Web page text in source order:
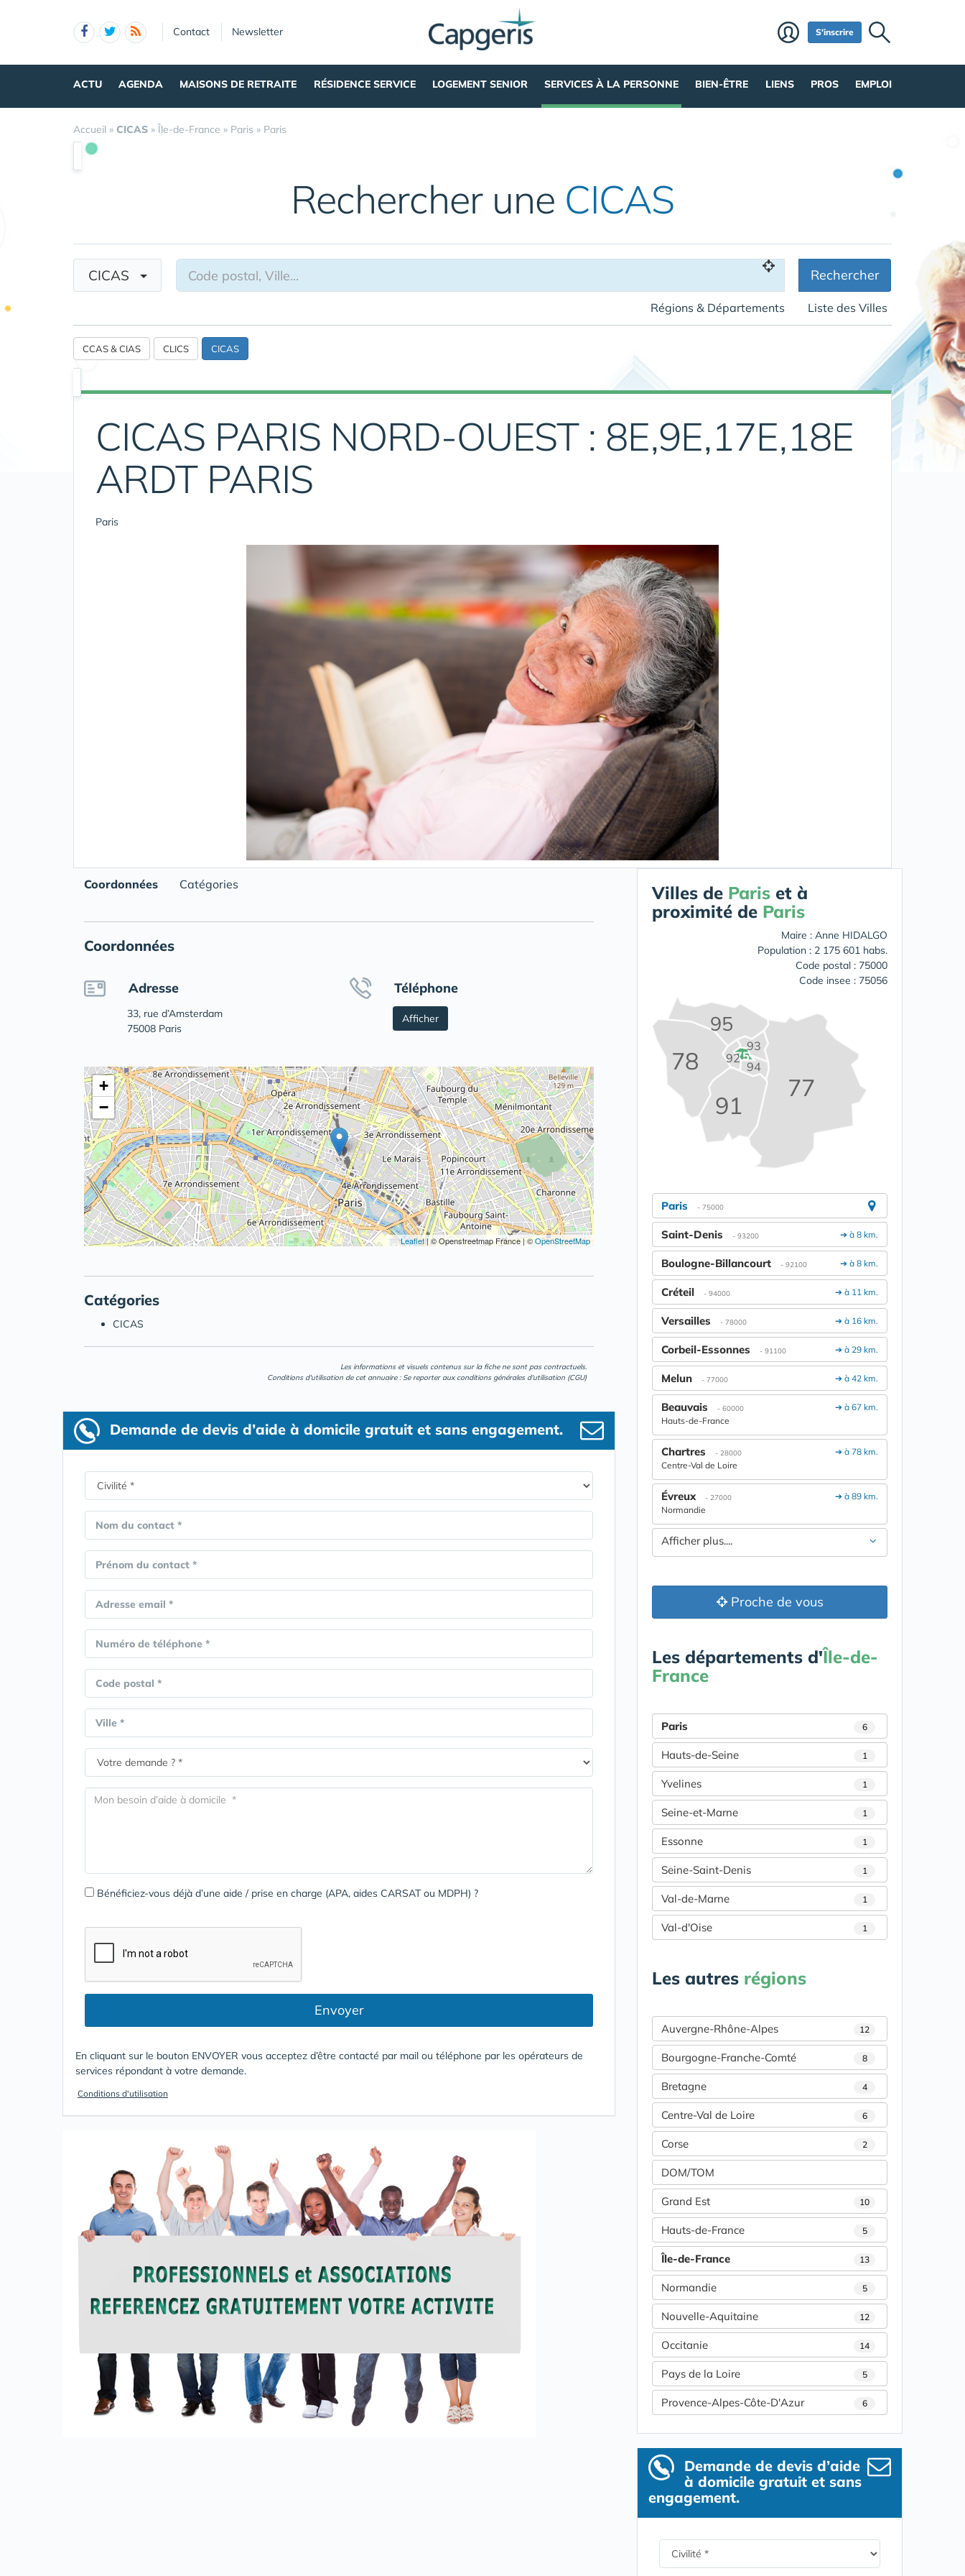
Contact Newsletter S'inscrire
ACTU AGENDA MAISONS DE RETRAITE RÉSIDENCE SERVICE LOGEMENT SENIOR SERVICES À LA PERSONNE BIEN-ÊTRE LIENS PROS EMPLOI
Accueil » CICAS » Île-de-France » Paris » Paris
Rechercher une CICAS
CICAS Rechercher
Régions & Départements Liste des Villes
CCAS & CIAS CLICS CICAS
CICAS PARIS NORD-OUEST : 8E,9E,17E,18E
ARDT PARIS
Paris
Coordonnées Catégories
Coordonnées
Adresse
33, rue d’Amsterdam
75008 Paris
Téléphone
Afficher
+
−
Leaflet|© Openstreetmap France | ©OpenStreetMap
Catégories
CICAS
Les informations et visuels contenus sur la fiche ne sont pas contractuels.
Conditions d'utilisation de cet annuaire : Se reporter aux conditions générales d'utilisation (CGU)
Demande de devis d’aide à domicile gratuit et sans engagement.
Nom du contact *
Prénom du contact *
Adresse email *
Numéro de téléphone *
Code postal *
Ville *
Bénéficiez-vous déjà d’une aide / prise en charge (APA, aides CARSAT ou MDPH) ?
Envoyer
En cliquant sur le bouton ENVOYER vous acceptez d’être contacté par mail ou téléphone par les opérateurs de
services répondant à votre demande.
Conditions d'utilisation
Villes de Paris et à
proximité de Paris
Maire : Anne HIDALGO
Population : 2 175 601 habs.
Code postal : 75000
Code insee : 75056
75
77
78
91
92
93
94
95
Paris - 75000
➔ à 8 km.
Saint-Denis - 93200
➔ à 8 km.
Boulogne-Billancourt - 92100
➔ à 11 km.
Créteil - 94000
➔ à 16 km.
Versailles - 78000
➔ à 29 km.
Corbeil-Essonnes - 91100
➔ à 42 km.
Melun - 77000
➔ à 67 km.
Beauvais - 60000
Hauts-de-France
➔ à 78 km.
Chartres - 28000
Centre-Val de Loire
➔ à 89 km.
Évreux - 27000
Normandie
Afficher plus....
Proche de vous
Les départements d'Île-de-
France
Paris 6
Hauts-de-Seine 1
Yvelines 1
Seine-et-Marne 1
Essonne 1
Seine-Saint-Denis 1
Val-de-Marne 1
Val-d'Oise 1
Les autres régions
Auvergne-Rhône-Alpes 12
Bourgogne-Franche-Comté 8
Bretagne 4
Centre-Val de Loire 6
Corse 2
DOM/TOM
Grand Est 10
Hauts-de-France 5
Île-de-France 13
Normandie 5
Nouvelle-Aquitaine 12
Occitanie 14
Pays de la Loire 5
Provence-Alpes-Côte-D'Azur 6
Demande de devis d’aide
à domicile gratuit et sans
engagement.